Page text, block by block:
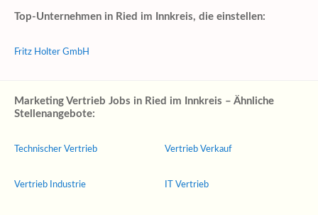
Top-Unternehmen in Ried im Innkreis, die einstellen:
Fritz Holter GmbH
Marketing Vertrieb Jobs in Ried im Innkreis – Ähnliche
Stellenangebote:
Technischer Vertrieb
Vertrieb Industrie
Vertrieb Verkauf
IT Vertrieb